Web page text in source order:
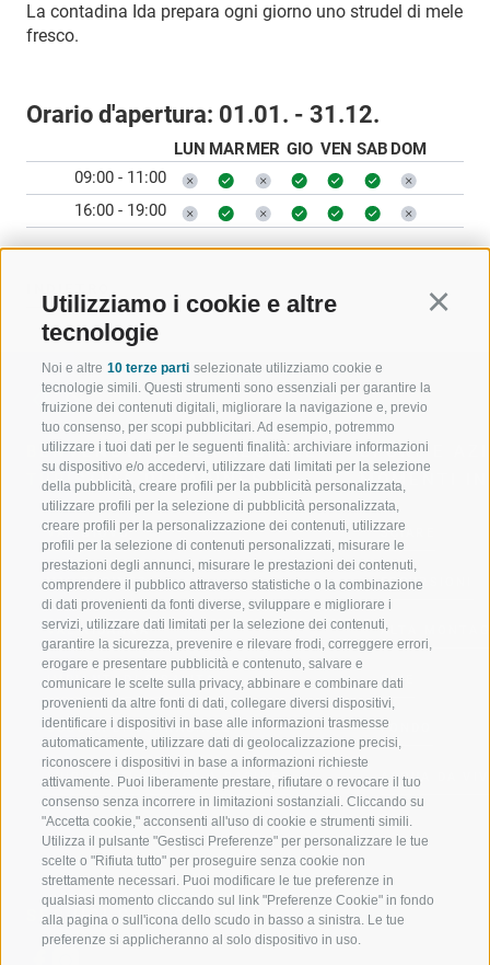
Utilizziamo i cookie e altre
tecnologie
Noi e altre 10 terze parti selezionate utilizziamo cookie e
tecnologie simili. Questi strumenti sono essenziali per garantire la
fruizione dei contenuti digitali, migliorare la navigazione e, previo
tuo consenso, per scopi pubblicitari. Ad esempio, potremmo
utilizzare i tuoi dati per le seguenti finalità: archiviare informazioni
su dispositivo e/o accedervi, utilizzare dati limitati per la selezione
della pubblicità, creare profili per la pubblicità personalizzata,
utilizzare profili per la selezione di pubblicità personalizzata,
creare profili per la personalizzazione dei contenuti, utilizzare
profili per la selezione di contenuti personalizzati, misurare le
prestazioni degli annunci, misurare le prestazioni dei contenuti,
comprendere il pubblico attraverso statistiche o la combinazione
di dati provenienti da fonti diverse, sviluppare e migliorare i
servizi, utilizzare dati limitati per la selezione dei contenuti,
garantire la sicurezza, prevenire e rilevare frodi, correggere errori,
erogare e presentare pubblicità e contenuto, salvare e
comunicare le scelte sulla privacy, abbinare e combinare dati
provenienti da altre fonti di dati, collegare diversi dispositivi,
identificare i dispositivi in base alle informazioni trasmesse
automaticamente, utilizzare dati di geolocalizzazione precisi,
riconoscere i dispositivi in base a informazioni richieste
attivamente. Puoi liberamente prestare, rifiutare o revocare il tuo
consenso senza incorrere in limitazioni sostanziali. Cliccando su
"Accetta cookie," acconsenti all'uso di cookie e strumenti simili.
Utilizza il pulsante "Gestisci Preferenze" per personalizzare le tue
scelte o "Rifiuta tutto" per proseguire senza cookie non
strettamente necessari. Puoi modificare le tue preferenze in
qualsiasi momento cliccando sul link "Preferenze Cookie" in fondo
alla pagina o sull'icona dello scudo in basso a sinistra. Le tue
preferenze si applicheranno al solo dispositivo in uso.
La contadina Ida prepara ogni giorno uno strudel di mele
fresco.
Orario d'apertura: 01.01. - 31.12.
LUN MARMER GIO VEN SAB DOM
09:00 - 11:00
16:00 - 19:00
BENVENUTI NELLA REGIONE
TURISTICA DI RACINES
VAL GIOVO
VAL RACINES
VAL RIDANNA
IMPIANTI DI RISALITA
SCUOLA DI SCI RACINES
LUISL'S SKI SCHOOL A RACINES
SPORT E
MOMENTI
SCIARE
ESCURSIONI
ALTA
BIKE
FONDO
ACQUA DA
SEGUICI SUI SOCIAL